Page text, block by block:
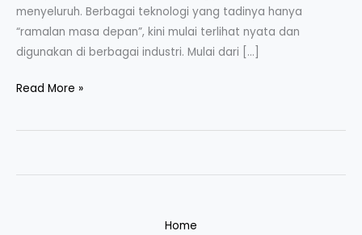
menyeluruh. Berbagai teknologi yang tadinya hanya
“ramalan masa depan”, kini mulai terlihat nyata dan
digunakan di berbagai industri. Mulai dari […]
Read More »
Home